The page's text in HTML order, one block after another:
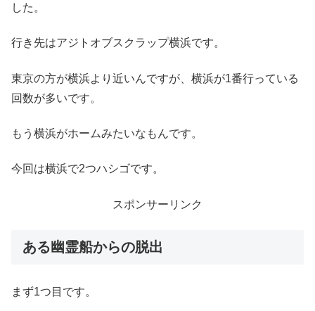
した。
行き先はアジトオブスクラップ横浜です。
東京の方が横浜より近いんですが、横浜が1番行っている
回数が多いです。
もう横浜がホームみたいなもんです。
今回は横浜で2つハシゴです。
スポンサーリンク
ある幽霊船からの脱出
まず1つ目です。